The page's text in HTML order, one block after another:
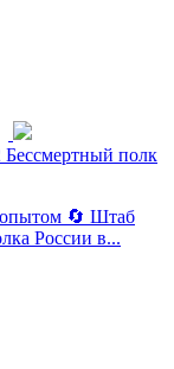
Бессмертный полк
опытом 🔄 Штаб
России в...